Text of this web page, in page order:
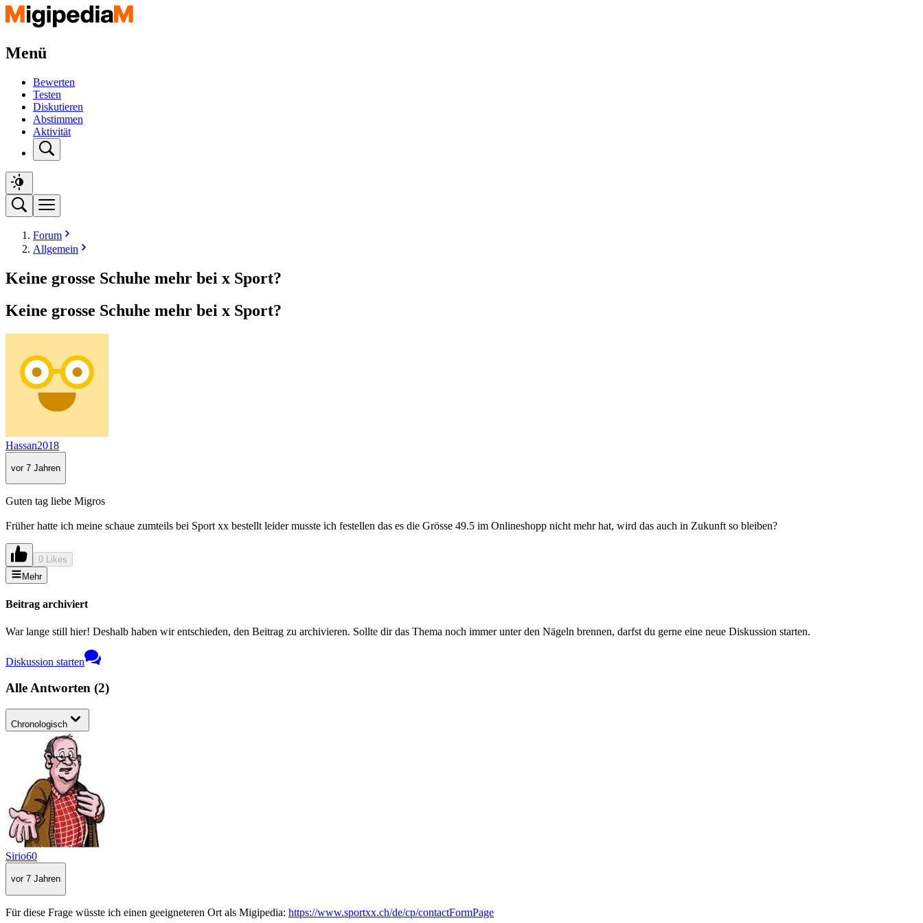
Menü
Bewerten
Testen
Diskutieren
Abstimmen
Aktivität
Forum
Allgemein
Keine grosse Schuhe mehr bei x Sport?
Keine grosse Schuhe mehr bei x Sport?
Hassan2018
vor 7 Jahren
Guten tag liebe Migros
Früher hatte ich meine schaue zumteils bei Sport xx bestellt leider musste ich festellen das es die Grösse 49.5 im Onlineshopp nicht mehr hat, wird das auch in Zukunft so bleiben?
0 Likes
Mehr
Beitrag archiviert
War lange still hier! Deshalb haben wir entschieden, den Beitrag zu archivieren. Sollte dir das Thema noch immer unter den Nägeln brennen, darfst du gerne eine neue Diskussion starten.
Diskussion starten
Alle Antworten (2)
Chronologisch
Sirio60
vor 7 Jahren
Für diese Frage wüsste ich einen geeigneteren Ort als Migipedia: https://www.sportxx.ch/de/cp/contactFormPage